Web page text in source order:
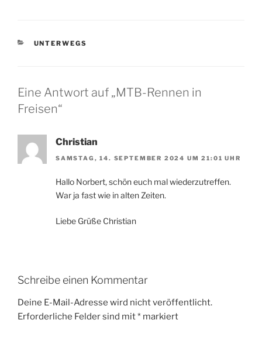
KATEGORIEN
UNTERWEGS
Eine Antwort auf „MTB-Rennen in
Freisen“
Christian
SAMSTAG, 14. SEPTEMBER 2024 UM 21:01 UHR
Hallo Norbert, schön euch mal wiederzutreffen.
War ja fast wie in alten Zeiten.
Liebe Grüße Christian
Schreibe einen Kommentar
Deine E-Mail-Adresse wird nicht veröffentlicht.
Erforderliche Felder sind mit* markiert